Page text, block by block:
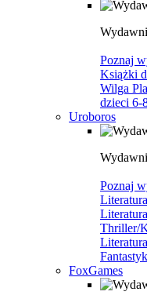
Poznaj
Książki
Wilga
dzieci 6-
Uroboros
Poznaj
Thriller/
FoxGames